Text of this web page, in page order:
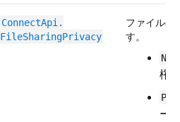
ConnectApi.​
FileSharingPrivacy
ファイルの
す。
権
ー